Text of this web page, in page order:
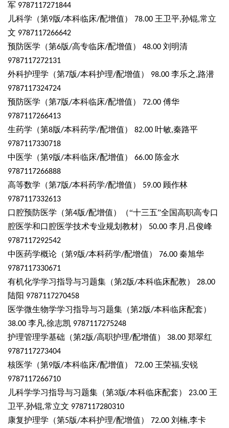
军 9787117271844
儿科学（第9版/本科临床/配增值） 78.00 王卫平,孙锟,常立
文 9787117266642
预防医学（第6版/高专临床/配增值） 48.00 刘明清
9787117272131
外科护理学（第7版/本科护理/配增值） 98.00 李乐之,路潜
9787117324724
预防医学（第7版/本科临床/配增值） 72.00 傅华
9787117266413
生药学（第8版/本科药学/配增值） 82.00 叶敏,秦路平
9787117330718
中医学（第9版/本科临床/配增值） 66.00 陈金水
9787117266888
高等数学（第7版/本科药学/配增值） 59.00 顾作林
9787117332613
口腔预防医学（第4版/配增值）（“十三五”全国高职高专口
腔医学和口腔医学技术专业规划教材）
50.00 李月 ,吕俊峰
9787117292542
中医药学概论（第9版/本科药学/配增值） 76.00 秦旭华
9787117330671
有机化学学习指导与习题集（第2版/本科临床配教） 28.00
陆阳 9787117270458
医学微生物学学习指导与习题集（第2版/本科临床配套）
38.00 李凡,徐志凯 9787117275248
护理管理学基础（第2版/高职护理/配增值） 38.00 郑翠红
9787117273404
核医学（第9版/本科临床/配增值） 72.00 王荣福,安锐
9787117266710
儿科学学习指导与习题集（第3版/本科临床配套） 23.00 王
卫平,孙锟,常立文 9787117280310
康复护理学（第5版/本科护理/配增值） 72.00 刘楠,李卡